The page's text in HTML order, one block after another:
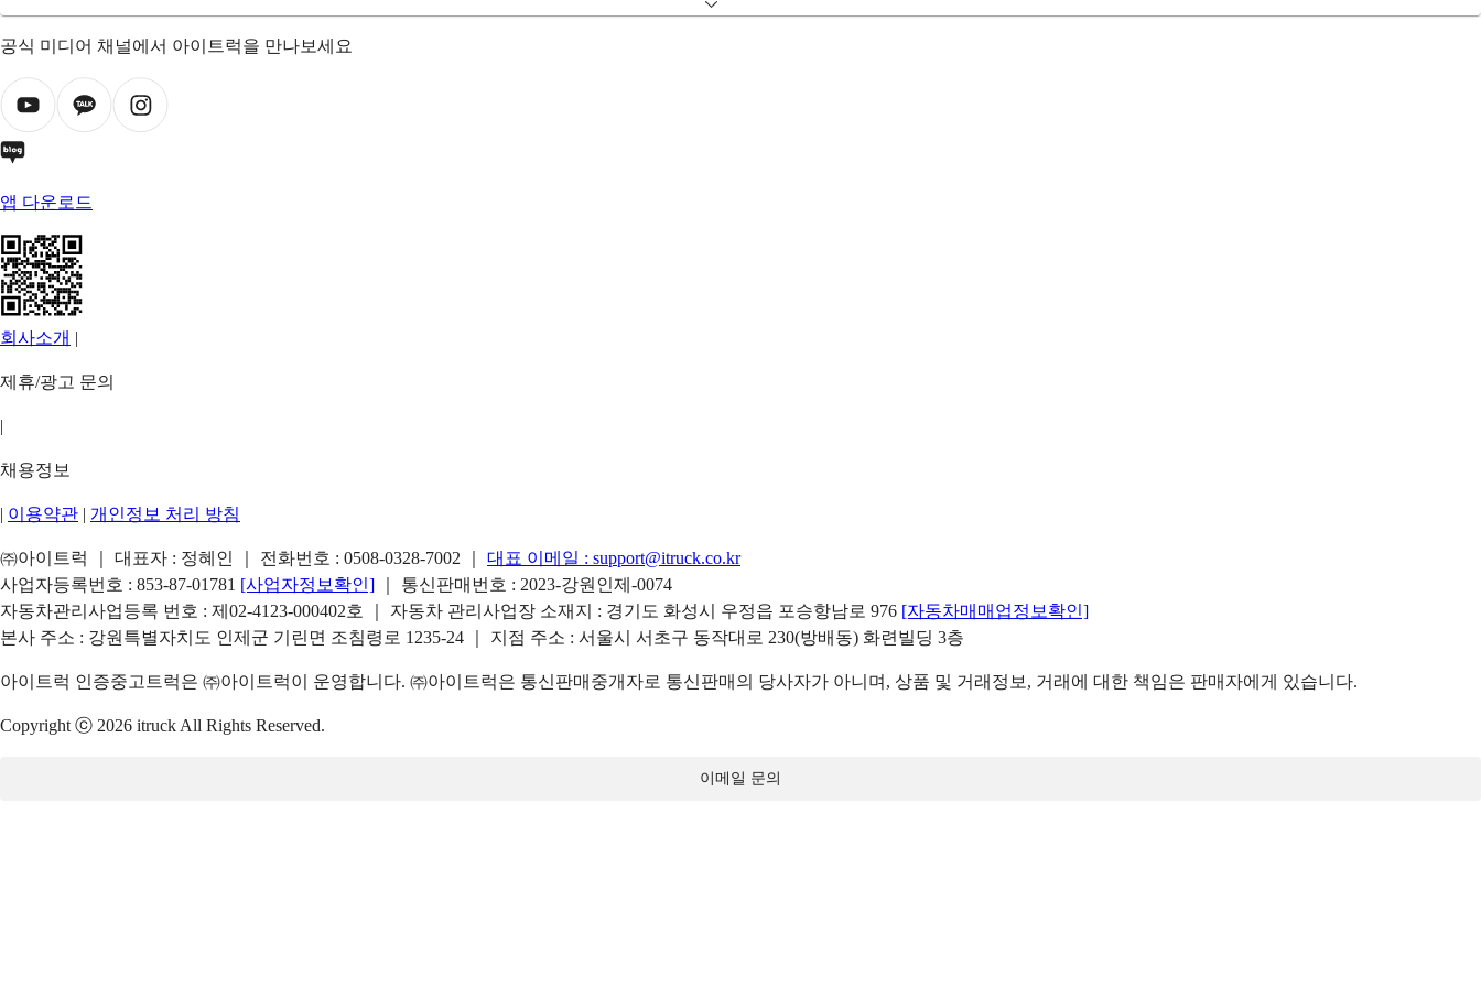
공식 미디어 채널에서 아이트럭을 만나보세요
앱 다운로드
회사소개 |
제휴/광고 문의
|
채용정보
| 이용약관 | 개인정보 처리 방침
㈜아이트럭 ｜ 대표자 : 정혜인 ｜ 전화번호 : 0508-0328-7002 대표 이메일 : support@itruck.co.kr
사업자등록번호 : 853-87-01781 [사업자정보확인]
｜ 통신판매번호 : 2023-강원인제-0074
자동차관리사업등록 번호 : 제02-4123-000402호 ｜ 자동차 관리사업장 소재지 : 경기도 화성시 우정읍 포승항남로 976 [자동차매매업정보확인]
본사 주소 : 강원특별자치도 인제군 기린면 조침령로 1235-24 ｜ 지점 주소 : 서울시 서초구 동작대로 230(방배동) 화련빌딩 3층
아이트럭 인증중고트럭은 ㈜아이트럭이 운영합니다. ㈜아이트럭은 통신판매중개자로 통신판매의 당사자가 아니며, 상품 및 거래정보, 거래에 대한 책임은 판매자에게 있습니다.
Copyright ⓒ 2026 itruck All Rights Reserved.
이메일 문의